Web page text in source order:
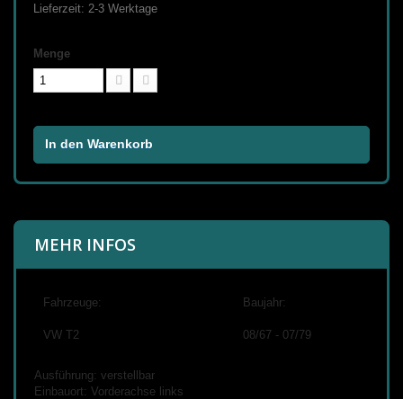
Lieferzeit: 2-3 Werktage
Menge
In den Warenkorb
MEHR INFOS
Fahrzeuge: Baujahr:
VW T2 08/67 - 07/79
Ausführung: verstellbar
Einbauort: Vorderachse links